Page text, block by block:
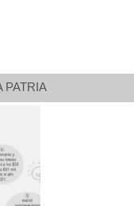
PATRIA